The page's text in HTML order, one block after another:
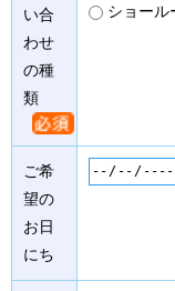
い合
わせ
の種
類
ショール
ご希
望の
お日
にち